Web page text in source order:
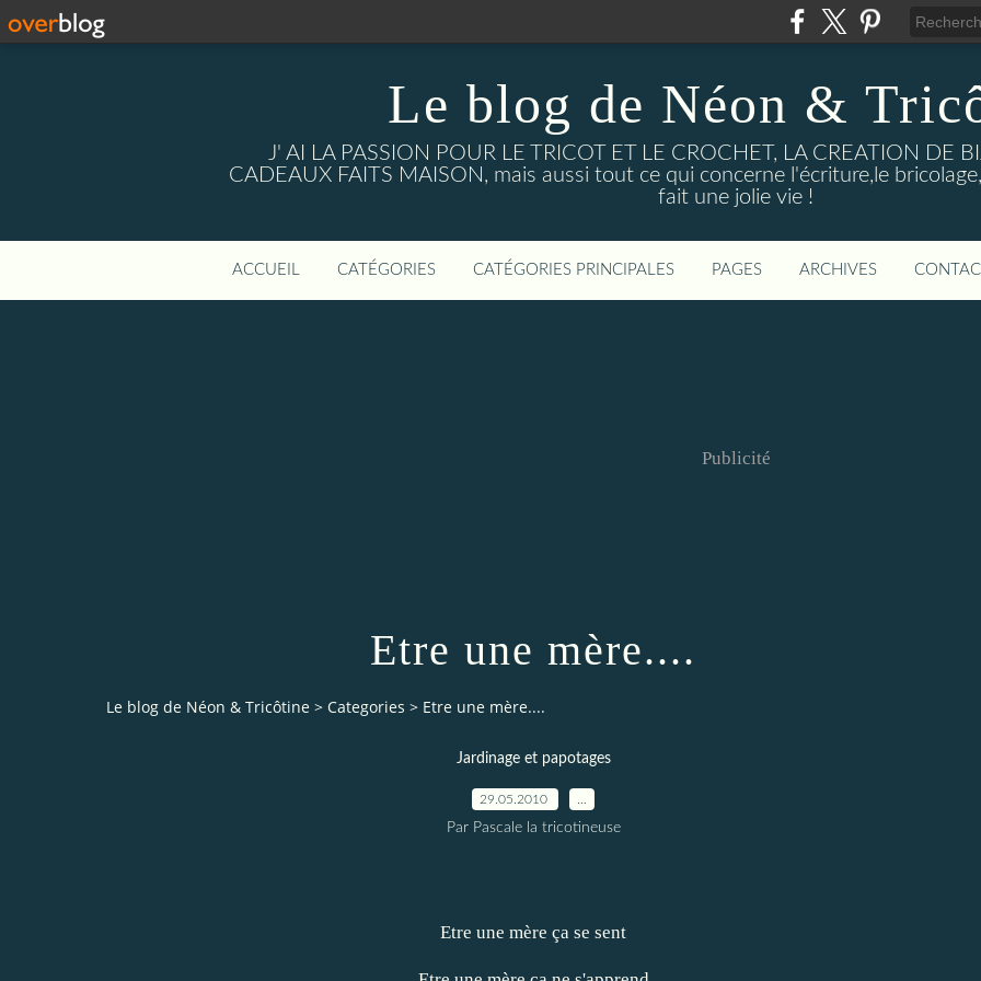
Le blog de Néon &
J' AI LA PASSION POUR LE TRICOT ET LE CROCHET, LA CREATION DE
CADEAUX FAITS MAISON, mais aussi tout ce qui concerne l'écriture,le
fait une jolie vie !
ACCUEIL CATÉGORIES CATÉGORIES PRINCIPALES PAGES ARCHIVES
Publicité
Etre une mère....
Le blog de Néon & Tricôtine > Categories > Etre une mère....
Jardinage et papotages
29.05.2010
Par Pascale la tricotineuse
Etre une mère ça se sent